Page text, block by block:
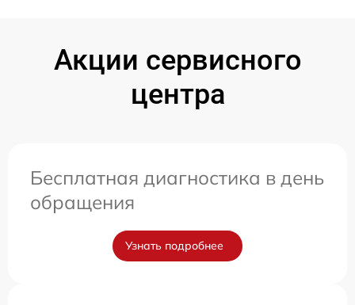
Акции сервисного
центра
Бесплатная диагностика в день
обращения
Узнать подробнее